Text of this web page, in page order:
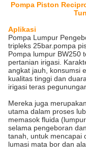
Pompa Piston
Aplikasi
Pompa Lumpur
tripleks 25bar.pompa
Pompa lumpur BW250
pertanian irigasi.
angkat jauh, konsumsi
kualitas tinggi dan
irigasi teras
Mereka juga
utama dalam proses
memasok fluida
selama pengeboran
tanah, untuk mencapai
lumasi mata bor dan